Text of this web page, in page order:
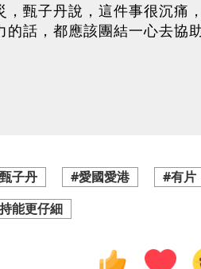
，甄子丹說，這件事很沉痛
的話，都應該團結一心去協
子丹 #愛國愛港 #有片
能更仔細